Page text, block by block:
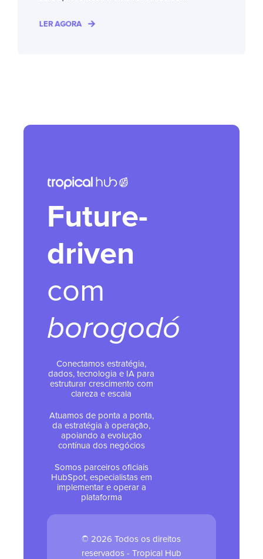
LER AGORA
Future-
driven
com
borogodó
Conectamos estratégia,
dados, tecnologia e IA para
estruturar crescimento com
clareza e escala
Atuamos de ponta a ponta,
da estratégia à operação,
apoiando a evolução
contínua dos negócios
Somos parceiros oficiais
HubSpot, especialistas em
implementar e operar a
plataforma
© 2026 Todos os direitos
reservados - Tropical Hub